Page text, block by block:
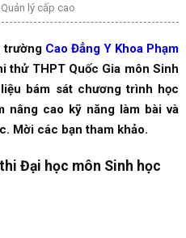
Quản lý cấp cao
trường Cao Đẳng Y Khoa Phạm
thử THPT Quốc Gia môn Sinh
bám sát chương trình học
nâng cao kỹ năng làm bài và
Mời các bạn tham khảo.
Đại học môn Sinh học